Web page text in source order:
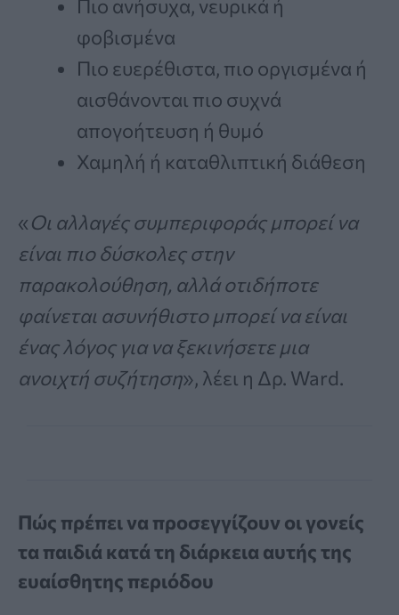
Πιο ανήσυχα, νευρικά ή
φοβισμένα
Πιο ευερέθιστα, πιο οργισμένα ή
αισθάνονται πιο συχνά
απογοήτευση ή θυμό
Χαμηλή ή καταθλιπτική διάθεση
«Οι αλλαγές συμπεριφοράς μπορεί να
είναι πιο δύσκολες στην
παρακολούθηση, αλλά οτιδήποτε
φαίνεται ασυνήθιστο μπορεί να είναι
ένας λόγος για να ξεκινήσετε μια
ανοιχτή συζήτηση», λέει η Δρ. Ward.
Πώς πρέπει να προσεγγίζουν οι γονείς
τα παιδιά κατά τη διάρκεια αυτής της
ευαίσθητης περιόδου